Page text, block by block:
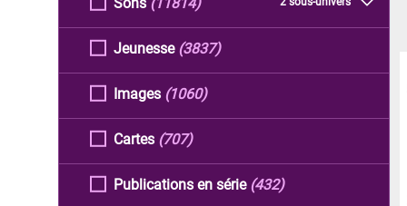
Jeunesse (3837)
Images (1060)
Cartes (707)
Publications en série (432)